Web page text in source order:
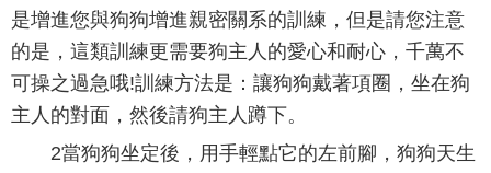
是增進您與狗狗增進親密關系的訓練，但是請您注意
的是，這類訓練更需要狗主人的愛心和耐心，千萬不
可操之過急哦!訓練方法是：讓狗狗戴著項圈，坐在狗
主人的對面，然後請狗主人蹲下。
2當狗狗坐定後，用手輕點它的左前腳，狗狗天生